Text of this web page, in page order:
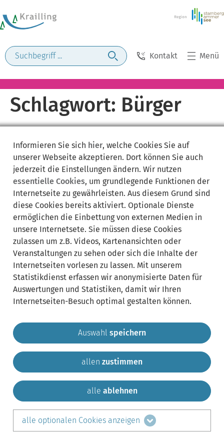
Kontakt Menü
Schlagwort: Bürger
Gemeinde Krailling Impressum
Sitemap
Kontakt
teilen auf:
LinkedIn
Informieren Sie sich hier, welche Cookies Sie auf
unserer Webseite akzeptieren. Dort können Sie auch
jederzeit die Einstellungen ändern. Wir nutzen
essentielle Cookies, um grundlegende Funktionen der
Internetseite zu gewährleisten. Aus diesem Grund sind
diese Cookies bereits aktiviert. Optionale Dienste
ermöglichen die Einbettung von externen Medien in
unsere Internetsete. Sie müssen diese Cookies
zulassen um z.B. Videos, Kartenansichten oder
Veranstaltungen zu sehen oder sich die Inhalte der
Internetseiten vorlesen zu lassen. Mit unserem
Statistikdienst erfassen wir anonymisierte Daten für
Auswertungen und Statistiken, damit wir Ihren
Internetseiten-Besuch optimal gestalten können.
Auswahl speichern
allen zustimmen
alle ablehnen
alle optionalen Cookies anzeigen